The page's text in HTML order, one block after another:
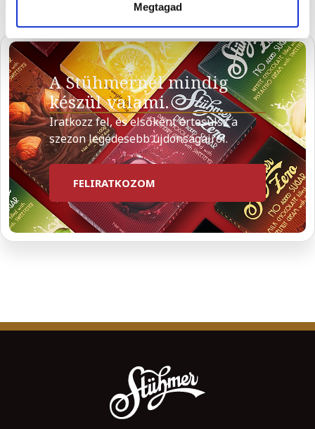
Megtagad
A Stühmernél mindig
készül valami.
Iratkozz fel, és elsőként értesülsz a
szezon legédesebb újdonságairól.
FELIRATKOZOM